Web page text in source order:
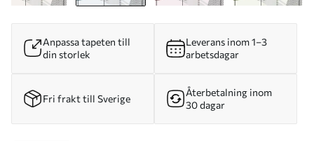
Anpassa tapeten till
din storlek
Leverans inom 1–3
arbetsdagar
Fri frakt till Sverige
Återbetalning inom
30 dagar